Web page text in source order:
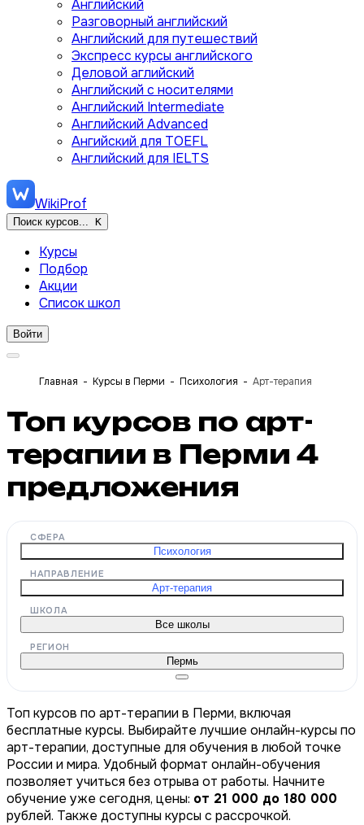
Английский
Разговорный английский
Английский для путешествий
Экспресс курсы английского
Деловой аглийский
Английский с носителями
Английский Intermediate
Английский Advanced
Ангийский для TOEFL
Английский для IELTS
WikiProf
Поиск курсов... K
Курсы
Подбор
Акции
Список школ
Войти
Главная Курсы в Перми Психология Арт-терапия
Топ курсов по арт-
терапии в Перми 4
предложения
СФЕРА
Психология
НАПРАВЛЕНИЕ
Арт-терапия
ШКОЛА
Все школы
РЕГИОН
Пермь
Топ курсов по арт-терапии в Перми, включая
бесплатные курсы. Выбирайте лучшие онлайн-курсы по
арт-терапии, доступные для обучения в любой точке
России и мира. Удобный формат онлайн-обучения
позволяет учиться без отрыва от работы. Начните
обучение уже сегодня, цены: от 21 000 до 180 000
рублей. Также доступны курсы с рассрочкой.